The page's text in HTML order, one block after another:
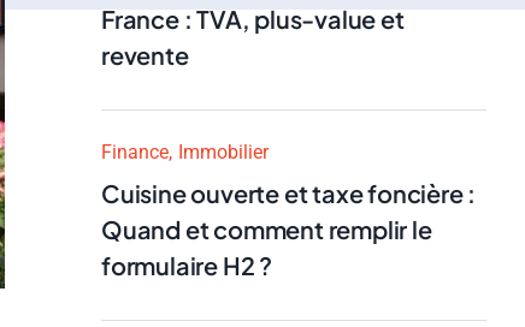
France : TVA, plus-value et
revente
Finance Immobilier
Cuisine ouverte et taxe foncière :
Quand et comment remplir le
formulaire H2 ?